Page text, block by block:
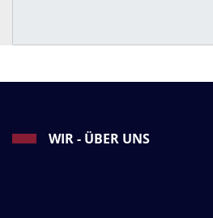
WIR - ÜBER UNS